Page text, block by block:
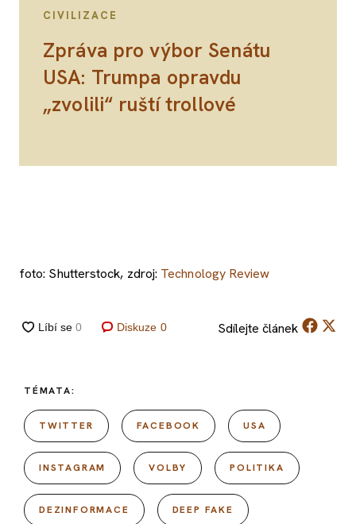
CIVILIZACE
Zpráva pro výbor Senátu
USA: Trumpa opravdu
„zvolili“ ruští trollové
foto: Shutterstock, zdroj: Technology Review
Diskuze 0 Sdílejte článek
TÉMATA:
TWITTER FACEBOOK USA
INSTAGRAM VOLBY POLITIKA
DEZINFORMACE DEEP FAKE